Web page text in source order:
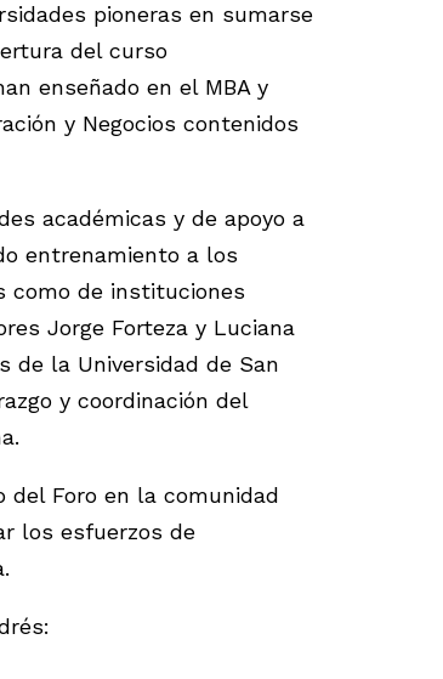
pioneras en sumarse
del curso
enseñado en el MBA y
y Negocios contenidos
académicas y de apoyo a
entrenamiento a los
como de instituciones
Jorge Forteza y Luciana
de la Universidad de San
y coordinación del
Foro en la comunidad
los esfuerzos de